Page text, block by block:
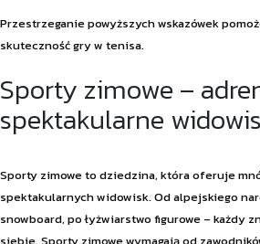
Przestrzeganie powyższych wskazówek
skuteczność gry w tenisa.
Sporty zimowe –
spektakularne
Sporty zimowe to dziedzina, która oferuje
spektakularnych widowisk. Od alpejskiego
snowboard, po łyżwiarstwo figurowe – każdy